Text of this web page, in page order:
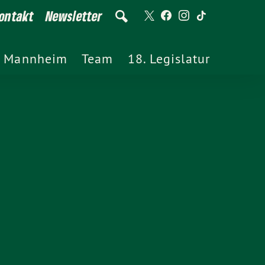
Newsletter
Mannheim Team 18. Legislatur